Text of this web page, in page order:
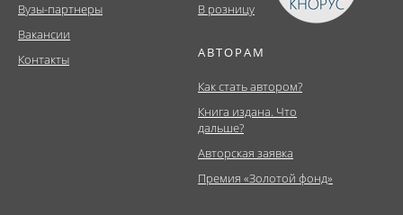
Вузы-партнеры
Вакансии
Контакты
В розницу
АВТОРАМ
Как стать автором?
Книга издана. Что
дальше?
Авторская заявка
Премия «Золотой фонд»